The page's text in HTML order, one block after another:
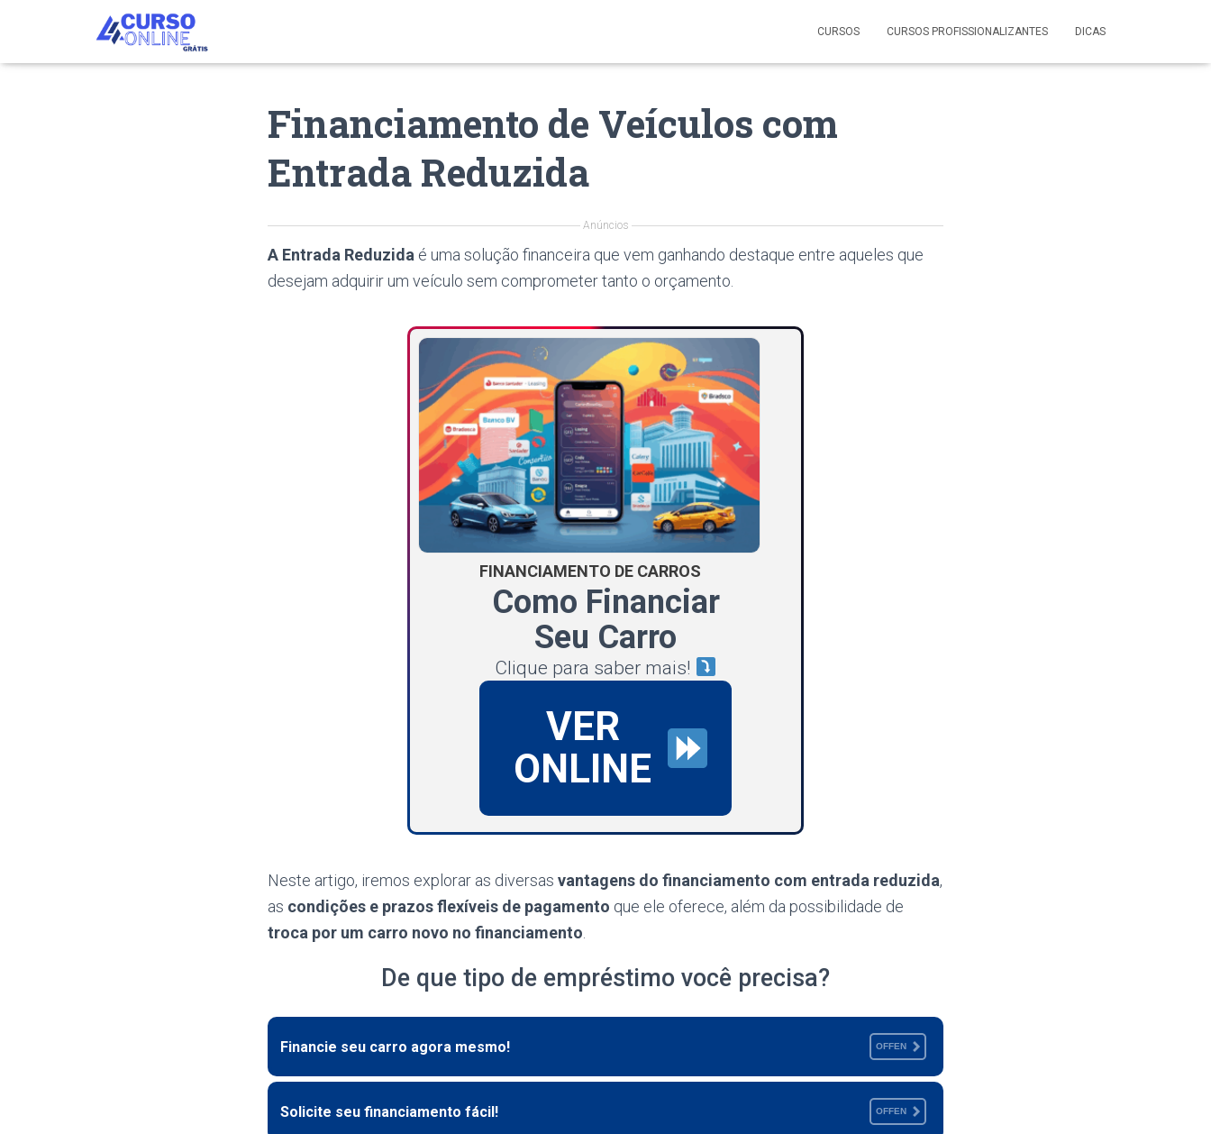
CURSOS CURSOS PROFISSIONALIZANTES DICAS
Financiamento de Veículos com
Entrada Reduzida
Anúncios
A Entrada Reduzida é uma solução financeira que vem ganhando destaque entre aqueles que
desejam adquirir um veículo sem comprometer tanto o orçamento.
FINANCIAMENTO DE CARROS
Como Financiar
Seu Carro
Clique para saber mais!
VER
ONLINE
Neste artigo, iremos explorar as diversas vantagens do financiamento com entrada reduzida,
as condições e prazos flexíveis de pagamento que ele oferece, além da possibilidade de
troca por um carro novo no financiamento
De que tipo de empréstimo você precisa?
Financie seu carro agora mesmo! OFFEN
Solicite seu financiamento fácil! OFFEN